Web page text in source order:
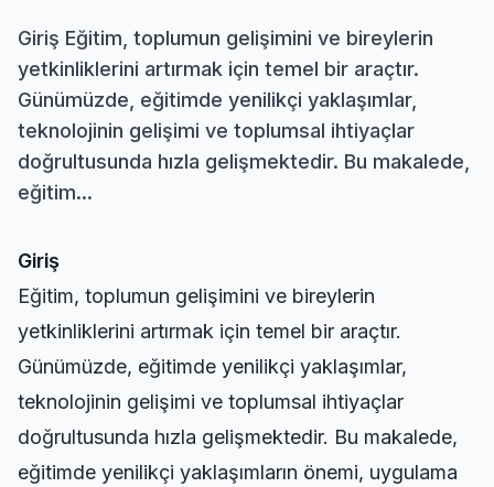
Giriş Eğitim, toplumun gelişimini ve bireylerin
yetkinliklerini artırmak için temel bir araçtır.
Günümüzde, eğitimde yenilikçi yaklaşımlar,
teknolojinin gelişimi ve toplumsal ihtiyaçlar
doğrultusunda hızla gelişmektedir. Bu makalede,
eğitim...
Giriş
Eğitim, toplumun gelişimini ve bireylerin
yetkinliklerini artırmak için temel bir araçtır.
Günümüzde, eğitimde yenilikçi yaklaşımlar,
teknolojinin gelişimi ve toplumsal ihtiyaçlar
doğrultusunda hızla gelişmektedir. Bu makalede,
eğitimde yenilikçi yaklaşımların önemi, uygulama